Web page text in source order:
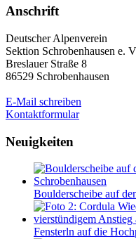
Anschrift
Deutscher Alpenverein
Sektion Schrobenhausen e.
Breslauer Straße 8
86529 Schrobenhausen
E-Mail schreiben
Kontaktformular
Neuigkeiten
Boulderscheibe auf
Fensterln auf die